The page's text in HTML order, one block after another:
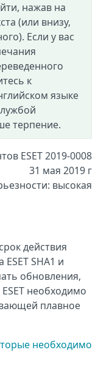
нажав на
(или внизу,
Если у вас
к
языке
терпение.
ESET 2019-0008
31 мая 2019 г
высокая
действия
SHA1 и
обновления,
необходимо
плавное
необходимо